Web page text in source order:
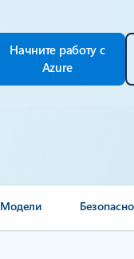
Начните работу с
Azure
Модели